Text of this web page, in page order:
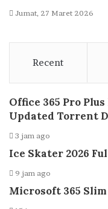
Jumat, 27 Maret 2026
Recent
Office 365 Pro
Updated Torrent
3 jam ago
Ice Skater 2026
9 jam ago
Microsoft 365